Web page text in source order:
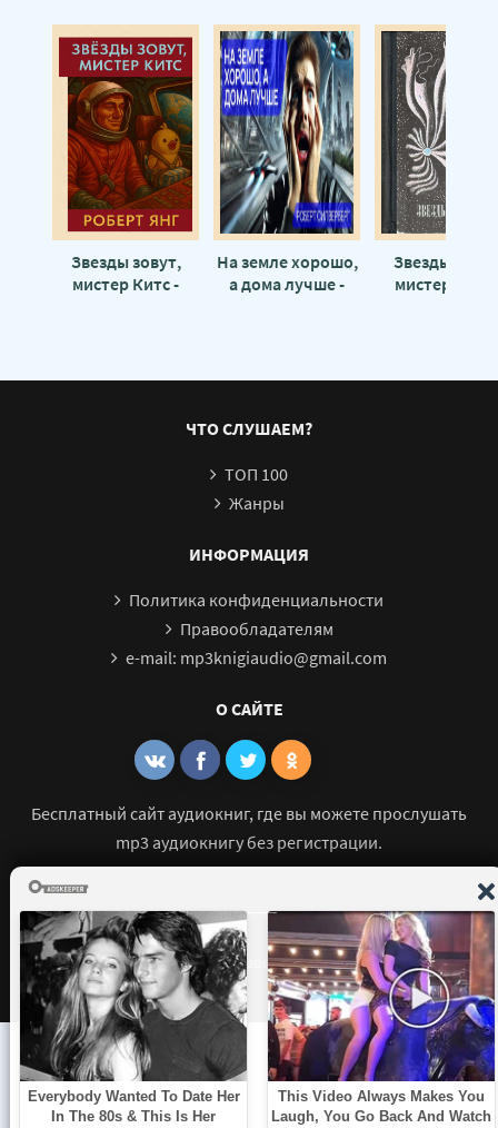
Звезды зовут,
мистер Китс -
На земле хорошо,
а дома лучше -
Звезды
мистер Китс
ЧТО СЛУШАЕМ?
ТОП 100
Жанры
ИНФОРМАЦИЯ
Политика конфиденциальности
Правообладателям
e-mail: mp3knigiaudio@gmail.com
О САЙТЕ
Бесплатный сайт аудиокниг, где вы можете прослушать
mp3 аудиокнигу без регистрации.
© 2021 - 2026 mp3-knigi-audio.com Все права защищены